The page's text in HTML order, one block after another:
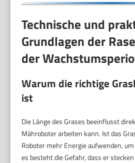
Technische und
Grundlagen der
der
Warum die richtige
ist
Die Länge des Grases beeinflusst
Mähroboter arbeiten kann. Ist das
Roboter mehr Energie aufwenden,
es besteht die Gefahr, dass er